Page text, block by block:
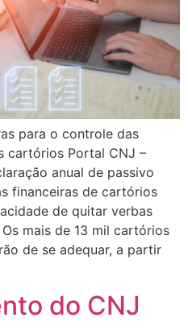
para o controle das
cartórios Portal CNJ –
anual de passivo
financeiras de cartórios
de quitar verbas
mais de 13 mil cartórios
de se adequar, a partir
do CNJ